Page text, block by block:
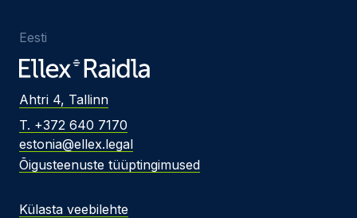
Eesti
Ahtri 4, Tallinn
T. +372 640 7170
estonia@ellex.legal
Õigusteenuste tüüptingimused
Külasta veebilehte